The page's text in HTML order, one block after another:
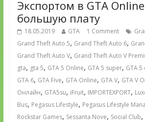
Экспортом в GTA
большую плату
18.05.2019 GTA 1 Comment
Grand Theft Auto 5, Grand Theft Auto 6,
Grand Theft Auto V, Grand Theft Auto V
gta, gta 5, GTA 5 Online, GTA 5 super, GTA 5
GTA 6, GTA Five, GTA Online, GTA V, GTA V
Онлайн, GTA5su, iFruit, IMPORTEXPORT,
Bus, Pegasus Lifestyle, Pegasus Lifestyle
Rockstar Games, Sessanta Nove, Social Club,